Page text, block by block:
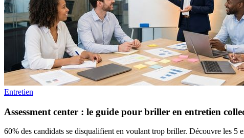
Entretien
Assessment center : le guide pour briller en entretien
60% des candidats se disqualifient en voulant trop briller. Découvre les 5